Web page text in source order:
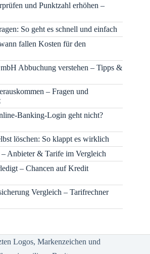
und Punktzahl erhöhen –
So geht es schnell und einfach
fallen Kosten für den
Abbuchung verstehen – Tipps &
– Fragen und
Banking-Login geht nicht?
löschen: So klappt es wirklich
Anbieter & Tarife im Vergleich
– Chancen auf Kredit
Vergleich – Tarifrechner
Logos, Markenzeichen und